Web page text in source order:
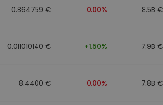
0.864759 € 0.00% 8.5B €
0.011010140 € +1.50% 7.9B €
8.4400 € 0.00% 7.8B €